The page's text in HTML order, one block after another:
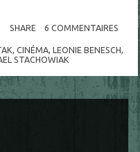
SHARE 6 COMMENTAIRES
, CINÉMA, LEONIE BENESCH,
STACHOWIAK